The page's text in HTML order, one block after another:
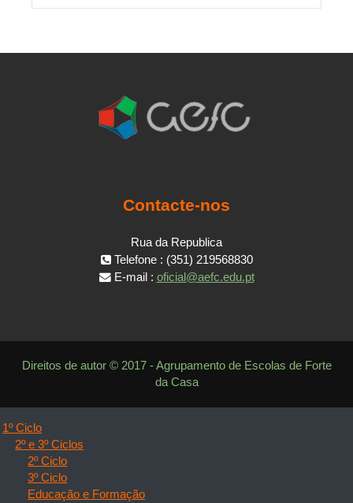
Contacte-nos
Rua da Republica
Telefone : (351) 219568830
E-mail : oficial@aefc.edu.pt
Direitos de autor © 2017 - Agrupamento de Escolas de Forte
da Casa
1º Ciclo
2º e 3º Ciclos
2º Ciclo
3º Ciclo
Educação e Formação